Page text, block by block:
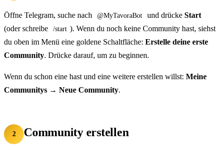
Öffne Telegram, suche nach @MyTavoraBot und drücke Start
(oder schreibe
/start ). Wenn du noch keine Community hast, siehst
du oben im Menü eine goldene Schaltfläche: Erstelle deine erste
Community. Drücke darauf, um zu beginnen.
Wenn du schon eine hast und eine weitere erstellen willst: Meine
Communitys → Neue Community.
2 Community erstellen